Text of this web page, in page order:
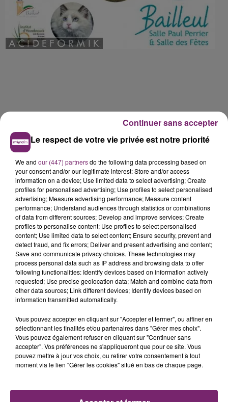
La Bulle - Guinguette éphémère
de Frelinghien !
Le respect de votre vie privée est notre priorité
We and our (447) partnersdo the following data processing based on
your consent and/or our legitimate interest: Store and/or access
information on a device; Use limited data to select advertising; Create
profiles for personalised advertising; Use profiles to select personalised
advertising; Measure advertising performance; Measure content
performance; Understand audiences through statistics or combinations
of data from different sources; Develop and improve services; Create
profiles to personalise content; Use profiles to select personalised
content; Use limited data to select content; Ensure security, prevent and
detect fraud, and fix errors; Deliver and present advertising and content;
Save and communicate privacy choices. These technologies may
process personal data such as IP address and browsing data to offer
following functionalities: Identify devices based on information actively
requested; Use precise geolocation data; Match and combine data from
other data sources; Link different devices; Identify devices based on
information transmitted automatically.
Vous pouvez accepter en cliquant sur "Accepter et fermer", ou affiner en
sélectionnant les finalités et/ou partenaires dans "Gérer mes choix".
Vous pouvez également refuser en cliquant sur "Continuer sans
accepter". Vos préférences ne s'appliqueront que pour ce site. Vous
pouvez mettre à jour vos choix, ou retirer votre consentement à tout
moment via le lien "Gérer les cookies" situé en bas de chaque page.
Continuer sans accepter